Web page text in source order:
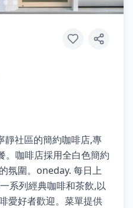
靜社區的簡約咖啡店,專
。咖啡店採用全白色簡約
氛圍。oneday. 每日上
系列經典咖啡和茶飲,以
愛好者歡迎。菜單提供